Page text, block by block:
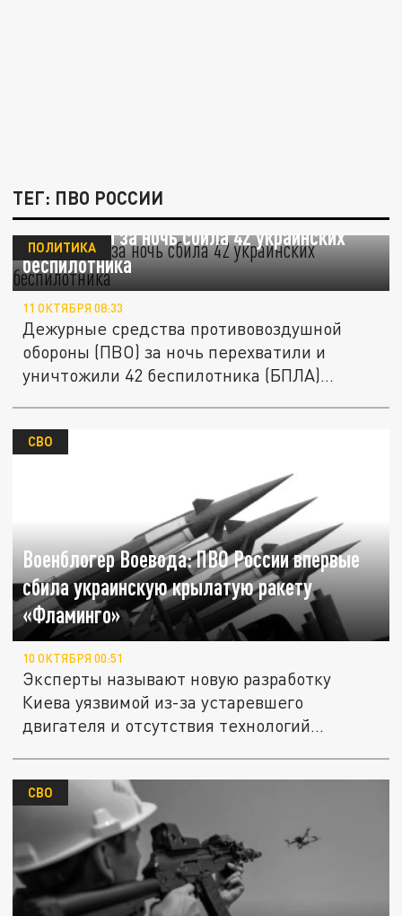
ТЕГ: ПВО РОССИИ
ПВО России за ночь сбила 42 украинских
беспилотника
ПОЛИТИКА
11 ОКТЯБРЯ 08:33
Дежурные средства противовоздушной
обороны (ПВО) за ночь перехватили и
уничтожили 42 беспилотника (БПЛА)...
Военблогер Воевода: ПВО России впервые
сбила украинскую крылатую ракету
«Фламинго»
СВО
10 ОКТЯБРЯ 00:51
Эксперты называют новую разработку
Киева уязвимой из-за устаревшего
двигателя и отсутствия технологий...
СВО